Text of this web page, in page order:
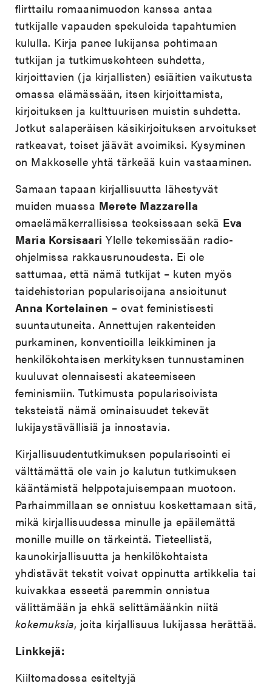
flirttailu romaanimuodon kanssa antaa
tutkijalle vapauden spekuloida tapahtumien
kululla. Kirja panee lukijansa pohtimaan
tutkijan ja tutkimuskohteen suhdetta,
kirjoittavien (ja kirjallisten) esiäitien vaikutusta
omassa elämässään, itsen kirjoittamista,
kirjoituksen ja kulttuurisen muistin suhdetta.
Jotkut salaperäisen käsikirjoituksen arvoitukset
ratkeavat, toiset jäävät avoimiksi. Kysyminen
on Makkoselle yhtä tärkeää kuin vastaaminen.
Samaan tapaan kirjallisuutta lähestyvät
muiden muassa Merete Mazzarella
omaelämäkerrallisissa teoksissaan sekä Eva
Maria Korsisaari Ylelle tekemissään radio-
ohjelmissa rakkausrunoudesta. Ei ole
sattumaa, että nämä tutkijat – kuten myös
taidehistorian popularisoijana ansioitunut
Anna Kortelainen – ovat feministisesti
suuntautuneita. Annettujen rakenteiden
purkaminen, konventioilla leikkiminen ja
henkilökohtaisen merkityksen tunnustaminen
kuuluvat olennaisesti akateemiseen
feminismiin. Tutkimusta popularisoivista
teksteistä nämä ominaisuudet tekevät
lukijaystävällisiä ja innostavia.
Kirjallisuudentutkimuksen popularisointi ei
välttämättä ole vain jo kalutun tutkimuksen
kääntämistä helppotajuisempaan muotoon.
Parhaimmillaan se onnistuu koskettamaan sitä,
mikä kirjallisuudessa minulle ja epäilemättä
monille muille on tärkeintä. Tieteellistä,
kaunokirjallisuutta ja henkilökohtaista
yhdistävät tekstit voivat oppinutta artikkelia tai
kuivakkaa esseetä paremmin onnistua
välittämään ja ehkä selittämäänkin niitä
kokemuksia, joita kirjallisuus lukijassa herättää.
Linkkejä:
Kiiltomadossa esiteltyjä